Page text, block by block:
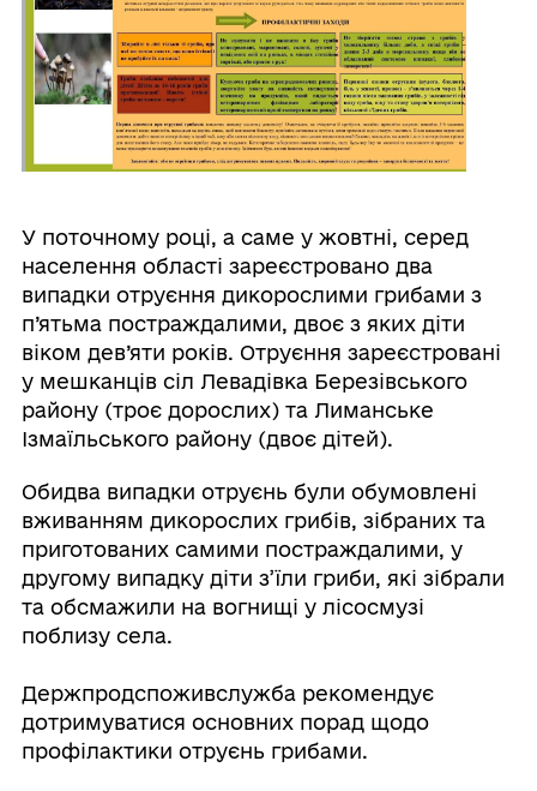
У поточному році, а саме у жовтні, серед
населення області зареєстровано два
випадки отруєння дикорослими грибами з
п’ятьма постраждалими, двоє з яких діти
віком дев’яти років. Отруєння зареєстровані
у мешканців сіл Левадівка Березівського
району (троє дорослих) та Лиманське
Ізмаїльського району (двоє дітей).
Обидва випадки отруєнь були обумовлені
вживанням дикорослих грибів, зібраних та
приготованих самими постраждалими, у
другому випадку діти з’їли гриби, які зібрали
та обсмажили на вогнищі у лісосмузі
поблизу села.
Держпродспоживслужба рекомендує
дотримуватися основних порад щодо
профілактики отруєнь грибами.